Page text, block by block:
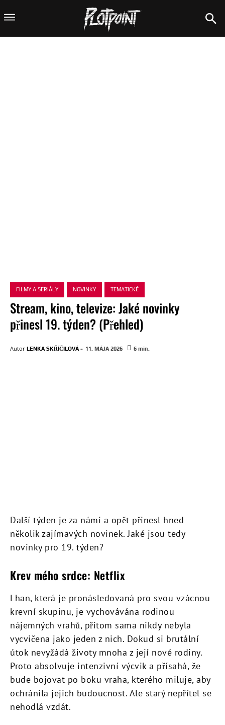
FILMY A SERIÁLY NOVINKY TEMATICKÉ
Stream, kino, televize: Jaké novinky
přinesl 19. týden? (Přehled)
Autor LENKA SKŘÍČILOVÁ - 11. MÁJA 2026 6 min.
Další týden je za námi a opět přinesl hned
několik zajímavých novinek. Jaké jsou tedy
novinky pro 19. týden?
Krev mého srdce: Netflix
Lhan, která je pronásledovaná pro svou vzácnou
krevní skupinu, je vychovávána rodinou
nájemných vrahů, přitom sama nikdy nebyla
vycvičena jako jeden z nich. Dokud si brutální
útok nevyžádá životy mnoha z její nové rodiny.
Proto absolvuje intenzivní výcvik a přísahá, že
bude bojovat po boku vraha, kterého miluje, aby
ochránila jejich budoucnost. Ale starý nepřítel se
nehodlá vzdát.